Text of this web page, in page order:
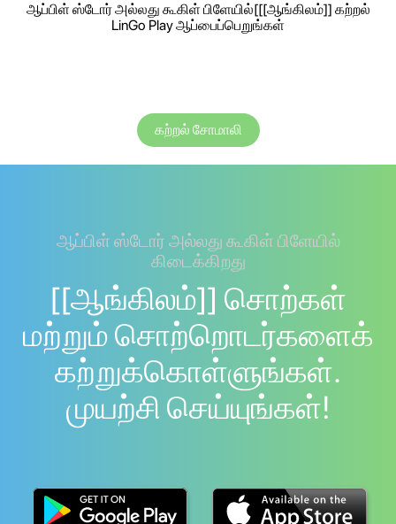
ஆப்பிள் ஸ்டோர் அல்லது கூகிள் பிளேயில்[[[ஆங்கிலம்]] கற்றல்
LinGo Play ஆப்பைப்பெறுங்கள்
கற்றல் சோமாலி
ஆப்பிள் ஸ்டோர் அல்லது கூகிள் பிளேயில்
கிடைக்கிறது
[[ஆங்கிலம்]] சொற்கள்
மற்றும் சொற்றொடர்களைக்
கற்றுக்கொள்ளுங்கள்.
முயற்சி செய்யுங்கள்!